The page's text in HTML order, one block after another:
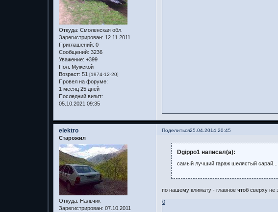
Откуда: Смоленская обл.
Зарегистрирован: 12.11.2011
Приглашений: 0
Сообщений: 3236
Уважение: +399
Пол: Мужской
Возраст: 51 [1974-12-20]
Провел на форуме:
1 месяц 25 дней
Последний визит:
05.10.2021 09:35
Поделиться25.04.2014 20:45
elektro
Старожил
Откуда: Нальчик
Зарегистрирован: 07.10.2011
Dgippo1 написал(а):
самый лучший гараж шелястый
по нашему климату - главное чтоб сверху не
0